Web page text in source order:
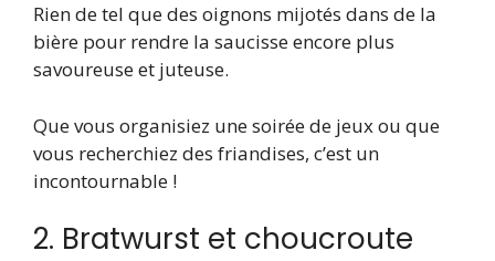
Rien de tel que des oignons mijotés dans de la
bière pour rendre la saucisse encore plus
savoureuse et juteuse.
Que vous organisiez une soirée de jeux ou que
vous recherchiez des friandises, c’est un
incontournable !
2. Bratwurst et choucroute